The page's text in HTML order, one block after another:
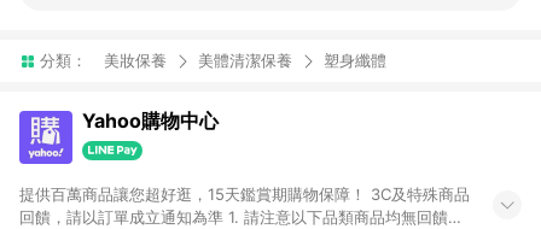
分類： 美妝保養 美體清潔保養 塑身纖體
Yahoo購物中心
提供百萬商品讓您超好逛，15天鑑賞期購物保障！ 3C及特殊商品
回饋，請以訂單成立通知為準 1. 請注意以下品類商品均無回饋：